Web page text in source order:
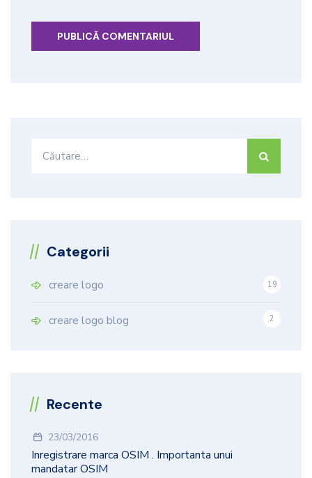
Categorii
creare logo
19
creare logo blog 2
Recente
23/03/2016
Inregistrare marca OSIM . Importanta unui
mandatar OSIM